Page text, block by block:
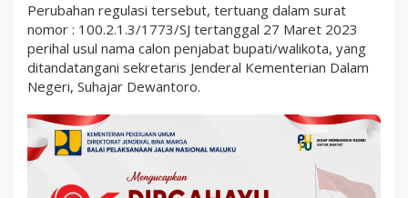
s
u
l
k
a
n
M
e
d
a
Perubahan regulasi tersebut, tertuang dalam surat
nomor : 100.2.1.3/1773/SJ tertanggal 27 Maret 2023
perihal usul nama calon penjabat bupati/walikota, yang
ditandatangani sekretaris Jenderal Kementerian Dalam
Negeri, Suhajar Dewantoro.